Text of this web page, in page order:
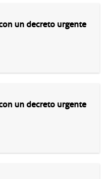
un decreto urgente
un decreto urgente